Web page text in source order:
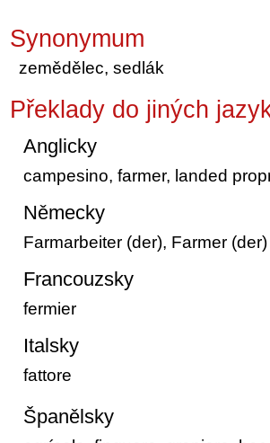
Synonymum
zemědělec, sedlák
Překlady do jiných
Anglicky
campesino, farmer, landed
Německy
Farmarbeiter (der), Farmer (der)
Francouzsky
fermier
Italsky
fattore
Španělsky